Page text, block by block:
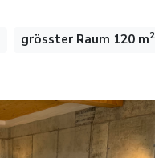
grösster Raum 120 m2